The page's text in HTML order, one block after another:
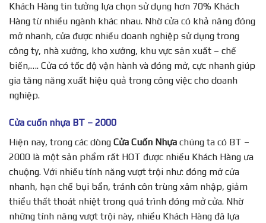
Khách Hàng tin tưởng lựa chọn sử dụng hơn 70% Khách
Hàng từ nhiều ngành khác nhau. Nhờ cửa có khả năng đóng
mở nhanh, cửa được nhiều doanh nghiệp sử dụng trong
công ty, nhà xưởng, kho xưởng, khu vực sản xuất – chế
biến,…. Cửa có tốc độ vận hành và đóng mở, cực nhanh giúp
gia tăng năng xuất hiệu quả trong công việc cho doanh
nghiệp.
Cửa cuốn nhựa BT – 2000
Hiện nay, trong các dòng Cửa Cuốn Nhựa chúng ta có BT –
2000 là một sản phẩm rất HOT được nhiều Khách Hàng ưa
chuộng. Với nhiều tính năng vượt trội như: đóng mở cửa
nhanh, hạn chế bụi bẩn, tránh côn trùng xâm nhập, giảm
thiểu thất thoát nhiệt trong quá trình đóng mở cửa. Nhờ
những tính năng vượt trội này, nhiều Khách Hàng đã lựa